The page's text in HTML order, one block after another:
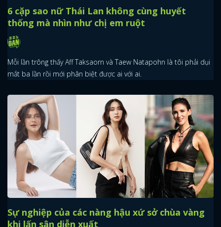
6 cặp sao nữ Thái Lan không cùng huyết
thống mà nhìn như chị em ruột
Mỗi lần trông thấy Aff Taksaorn và Taew Natapohn là tôi phải dụi
mắt ba lần rồi mới phân biệt được ai với ai.
Sự nghiệp của các nàng hậu xứ sở chùa vàng
khi lấn sân diễn xuất